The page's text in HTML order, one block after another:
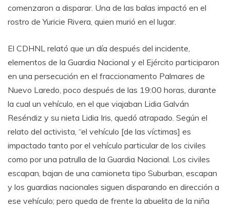
comenzaron a disparar. Una de las balas impactó en el
rostro de Yuricie Rivera, quien murió en el lugar.
El CDHNL relató que un día después del incidente,
elementos de la Guardia Nacional y el Ejército participaron
en una persecución en el fraccionamento Palmares de
Nuevo Laredo, poco después de las 19:00 horas, durante
la cual un vehículo, en el que viajaban Lidia Galván
Reséndiz y su nieta Lidia Iris, quedó atrapado. Según el
relato del activista, “el vehículo [de las víctimas] es
impactado tanto por el vehículo particular de los civiles
como por una patrulla de la Guardia Nacional. Los civiles
escapan, bajan de una camioneta tipo Suburban, escapan
y los guardias nacionales siguen disparando en dirección a
ese vehículo; pero queda de frente la abuelita de la niña